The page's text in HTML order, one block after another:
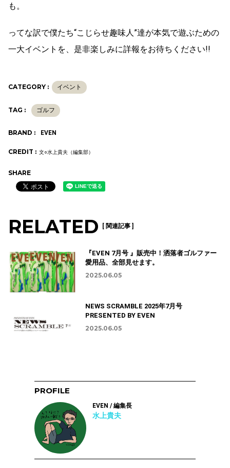
も。
ってな訳で僕たち“こじらせ趣味人”達が本気で遊ぶための
一大イベントを、是非楽しみに詳報をお待ちください!!
CATEGORY : イベント
TAG : ゴルフ
BRAND : EVEN
CREDIT : 文○水上貴夫（編集部）
SHARE
RELATED [ 関連記事 ]
『EVEN 7月号 』販売中！洒落者ゴルファー
愛用品、全部見せます。
2025.06.05
NEWS SCRAMBLE 2025年7月号
PRESENTED BY EVEN
2025.06.05
PROFILE
EVEN / 編集長
水上貴夫